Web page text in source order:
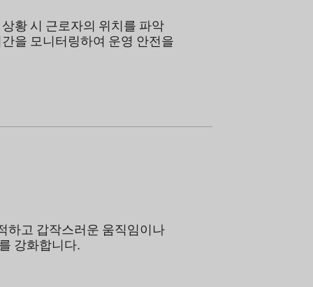
황 시 근로자의 위치를 파악
을 모니터링하여 운영 안전을
하고 갑작스러운 움직임이나
강화합니다.